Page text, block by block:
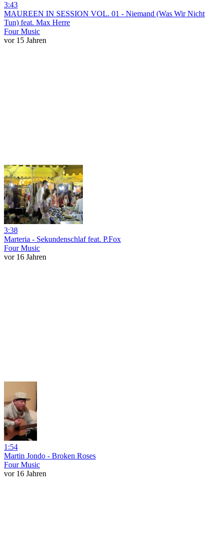
3:43
MAUREEN IN SESSION VOL. 01 - Niemand (Was Wir Nicht
Tun) feat. Max Herre
Four Music
vor 15 Jahren
3:38
Marteria - Sekundenschlaf feat. P.Fox
Four Music
vor 16 Jahren
1:54
Martin Jondo - Broken Roses
Four Music
vor 16 Jahren